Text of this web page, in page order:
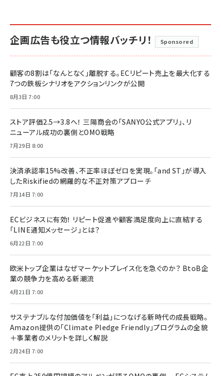
企画広告も役立つ情報バッチリ！ Sponsored
顧客の8割は「なんとなく」離脱する。ECリピート売上を最大化する
7つの鉄板シナリオをアクションリンクが公開
8月3日 7:00
ストア評価2.5→3.8へ！ 三陽商会の「SANYO公式アプリ」、リ
ニューアル成功の裏側とOMO戦略
7月29日 8:00
決済承認率15%改善、不正率ほぼゼロを実現。「and ST」が導入
したRiskifiedの網羅的な不正対策アプローチ
7月14日 7:00
ECビジネスに有効！ リピート促進や顧客満足度向上に直結する
「LINE通知メッセージ」とは？
6月22日 7:00
欧米トップ企業はなぜマーケットプレイス化を急ぐのか？ BtoB企
業の競争力を高める新潮流
4月21日 7:00
サステナブルな付加価値を「利益」につなげる新時代の成長戦略。
Amazon提供の「Climate Pledge Friendly」プログラムの全貌
＋事業者のメリットを詳しく解説
2月24日 7:00